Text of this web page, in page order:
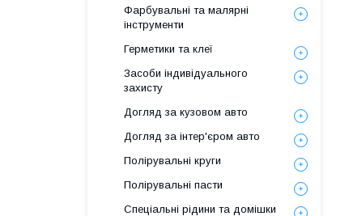
Фарбувальні та малярні
інструменти
Герметики та клеї
Засоби індивідуального
захисту
Догляд за кузовом авто
Догляд за інтер'єром авто
Полірувальні круги
Полірувальні пасти
Спеціальні рідини та домішки